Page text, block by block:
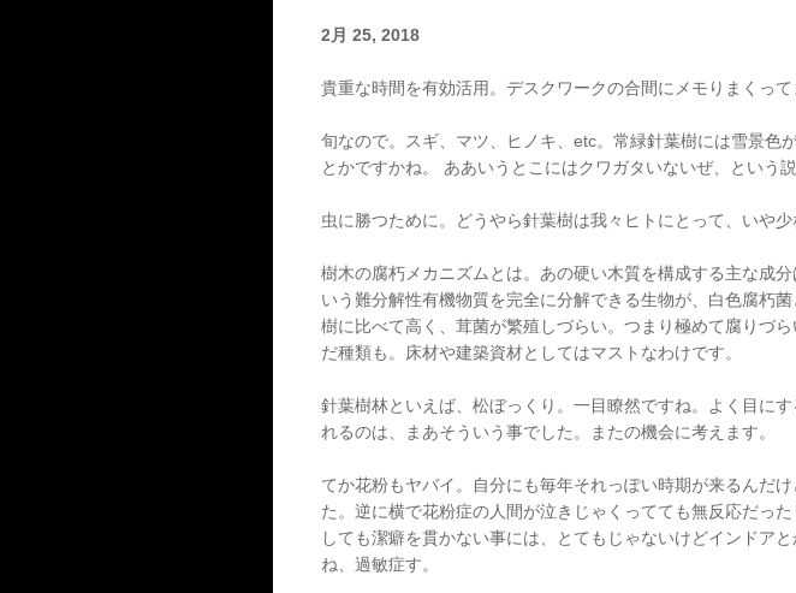
2月 25, 2018
貴重な時間を有効活用。デスクワークの合間にメモりまくっ
旬なので。スギ、マツ、ヒノキ、etc。常緑針葉樹には雪景色
とかですかね。 ああいうとこにはクワガタいないぜ、という
虫に勝つために。どうやら針葉樹は我々ヒトにとって、いや
樹木の腐朽メカニズムとは。あの硬い木質を構成する主な成
いう難分解性有機物質を完全に分解できる生物が、白色腐朽
樹に比べて高く、茸菌が繁殖しづらい。つまり極めて腐りづ
だ種類も。 床材や建築資材としてはマストなわけです。
針葉樹林といえば、松ぼっくり。一目瞭然ですね。よく目に
れるのは、まあそういう事でした。またの機会に考えます。
てか花粉もヤバイ。自分にも毎年それっぽい時期が来るんだ
た。逆に横で花粉症の人間が泣きじゃくってても無反応だっ
しても潔癖を貫かない事には、とてもじゃないけどインドア
ね、過敏症す。